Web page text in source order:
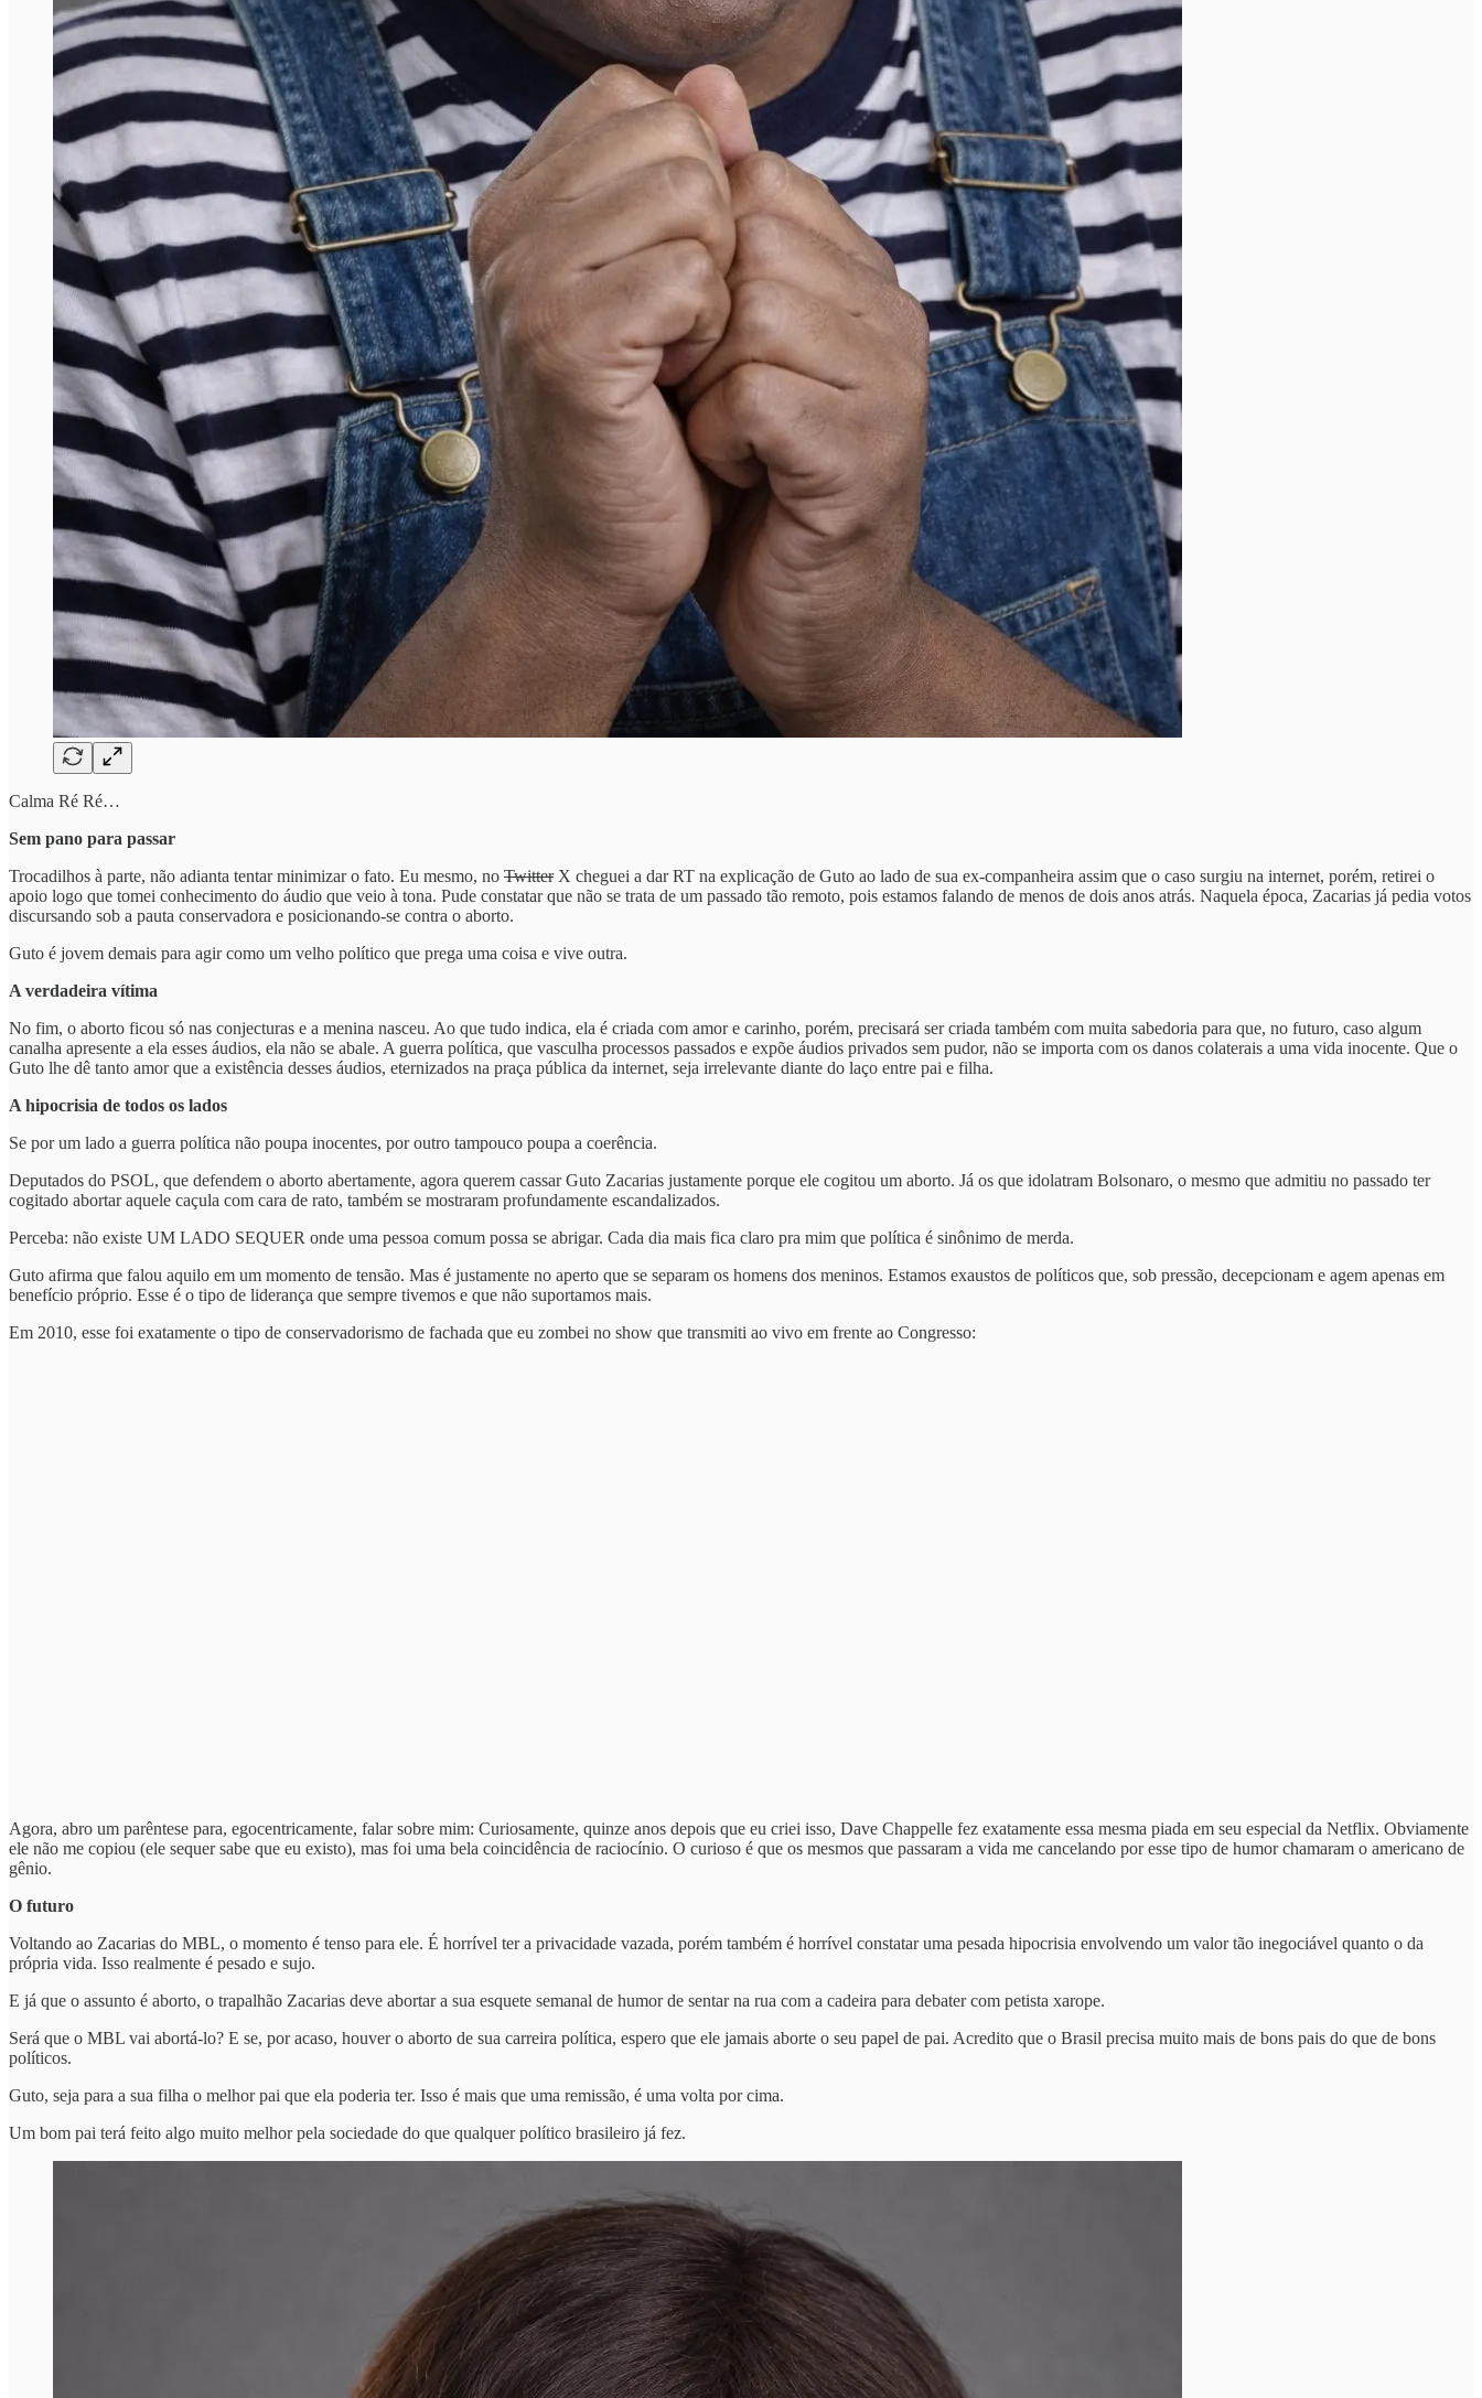
Calma Ré Ré…
Sem pano para passar
Trocadilhos à parte, não adianta tentar minimizar o fato. Eu mesmo, no TwitterX cheguei a dar RT na explicação de Guto ao lado de sua ex-companheira assim que o caso surgiu na internet, porém, retirei o
apoio logo que tomei conhecimento do áudio que veio à tona. Pude constatar que não se trata de um passado tão remoto, pois estamos falando de menos de dois anos atrás. Naquela época, Zacarias já pedia votos
discursando sob a pauta conservadora e posicionando-se contra o aborto.
Guto é jovem demais para agir como um velho político que prega uma coisa e vive outra.
A verdadeira vítima
No fim, o aborto ficou só nas conjecturas e a menina nasceu. Ao que tudo indica, ela é criada com amor e carinho, porém, precisará ser criada também com muita sabedoria para que, no futuro, caso algum
canalha apresente a ela esses áudios, ela não se abale. A guerra política, que vasculha processos passados e expõe áudios privados sem pudor, não se importa com os danos colaterais a uma vida inocente. Que o
Guto lhe dê tanto amor que a existência desses áudios, eternizados na praça pública da internet, seja irrelevante diante do laço entre pai e filha.
A hipocrisia de todos os lados
Se por um lado a guerra política não poupa inocentes, por outro tampouco poupa a coerência.
Deputados do PSOL, que defendem o aborto abertamente, agora querem cassar Guto Zacarias justamente porque ele cogitou um aborto. Já os que idolatram Bolsonaro, o mesmo que admitiu no passado ter
cogitado abortar aquele caçula com cara de rato, também se mostraram profundamente escandalizados.
Perceba: não existe UM LADO SEQUER onde uma pessoa comum possa se abrigar. Cada dia mais fica claro pra mim que política é sinônimo de merda.
Guto afirma que falou aquilo em um momento de tensão. Mas é justamente no aperto que se separam os homens dos meninos. Estamos exaustos de políticos que, sob pressão, decepcionam e agem apenas em
benefício próprio. Esse é o tipo de liderança que sempre tivemos e que não suportamos mais.
Em 2010, esse foi exatamente o tipo de conservadorismo de fachada que eu zombei no show que transmiti ao vivo em frente ao Congresso:
Agora, abro um parêntese para, egocentricamente, falar sobre mim: Curiosamente, quinze anos depois que eu criei isso, Dave Chappelle fez exatamente essa mesma piada em seu especial da Netflix. Obviamente
ele não me copiou (ele sequer sabe que eu existo), mas foi uma bela coincidência de raciocínio. O curioso é que os mesmos que passaram a vida me cancelando por esse tipo de humor chamaram o americano de
gênio.
O futuro
Voltando ao Zacarias do MBL, o momento é tenso para ele. É horrível ter a privacidade vazada, porém também é horrível constatar uma pesada hipocrisia envolvendo um valor tão inegociável quanto o da
própria vida. Isso realmente é pesado e sujo.
E já que o assunto é aborto, o trapalhão Zacarias deve abortar a sua esquete semanal de humor de sentar na rua com a cadeira para debater com petista xarope.
Será que o MBL vai abortá-lo? E se, por acaso, houver o aborto de sua carreira política, espero que ele jamais aborte o seu papel de pai. Acredito que o Brasil precisa muito mais de bons pais do que de bons
políticos.
Guto, seja para a sua filha o melhor pai que ela poderia ter. Isso é mais que uma remissão, é uma volta por cima.
Um bom pai terá feito algo muito melhor pela sociedade do que qualquer político brasileiro já fez.